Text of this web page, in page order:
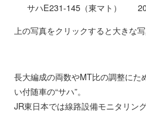
サハE231-145（東マト）
上の写真をクリックすると大きな
長大編成の両数やMT比の調整にた
い付随車の“サハ”。
JR東日本では線路設備モニタリン